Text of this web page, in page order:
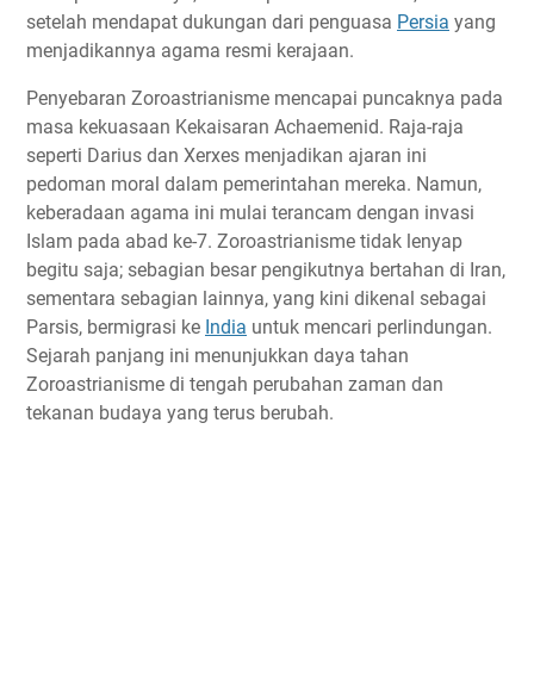
setelah mendapat dukungan dari penguasa Persia yang
menjadikannya agama resmi kerajaan.
Penyebaran Zoroastrianisme mencapai puncaknya pada
masa kekuasaan Kekaisaran Achaemenid. Raja-raja
seperti Darius dan Xerxes menjadikan ajaran ini
pedoman moral dalam pemerintahan mereka. Namun,
keberadaan agama ini mulai terancam dengan invasi
Islam pada abad ke-7. Zoroastrianisme tidak lenyap
begitu saja; sebagian besar pengikutnya bertahan di Iran,
sementara sebagian lainnya, yang kini dikenal sebagai
Parsis, bermigrasi ke India untuk mencari perlindungan.
Sejarah panjang ini menunjukkan daya tahan
Zoroastrianisme di tengah perubahan zaman dan
tekanan budaya yang terus berubah.